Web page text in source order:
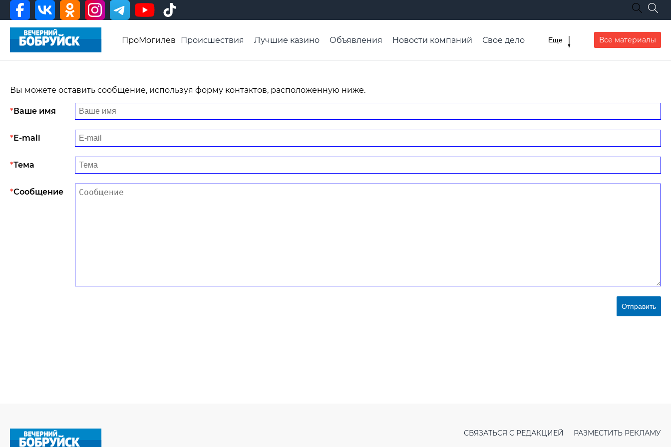
ПроМогилев Происшествия Лучшие казино Объявления Новости компаний
Свое дело
Видео ВБ
Еще Все материалы
Вы можете оставить сообщение, используя форму контактов, расположенную ниже.
Ваше имя
E-mail
Тема
Сообщение
Отправить
СВЯЗАТЬСЯ С РЕДАКЦИЕЙ РАЗМЕСТИТЬ РЕКЛАМУ